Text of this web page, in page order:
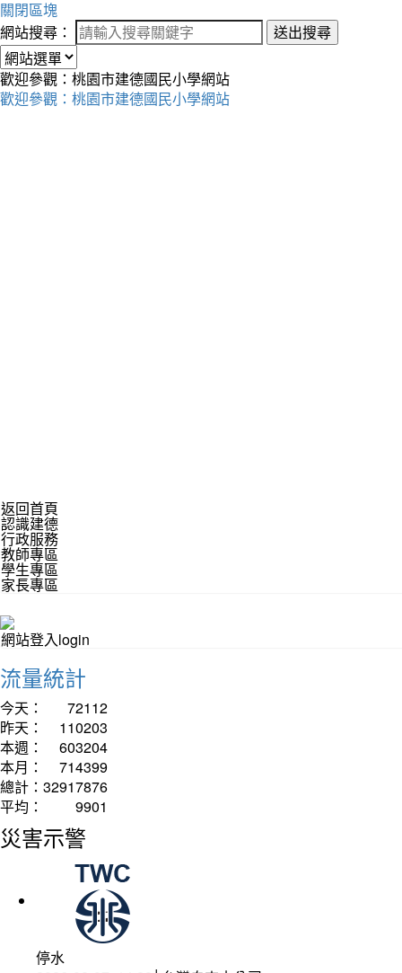
關閉區塊
網站搜尋：
送出搜尋
歡迎參觀：桃園市建德國民小學網站
歡迎參觀：桃園市建德國民小學網站
返回首頁
認識建德
行政服務
教師專區
學生專區
家長專區
網站登入login
流量統計
今天：
72112
昨天：
110203
本週：
603204
本月：
714399
總計： 32917876
平均：
9901
災害示警
停水